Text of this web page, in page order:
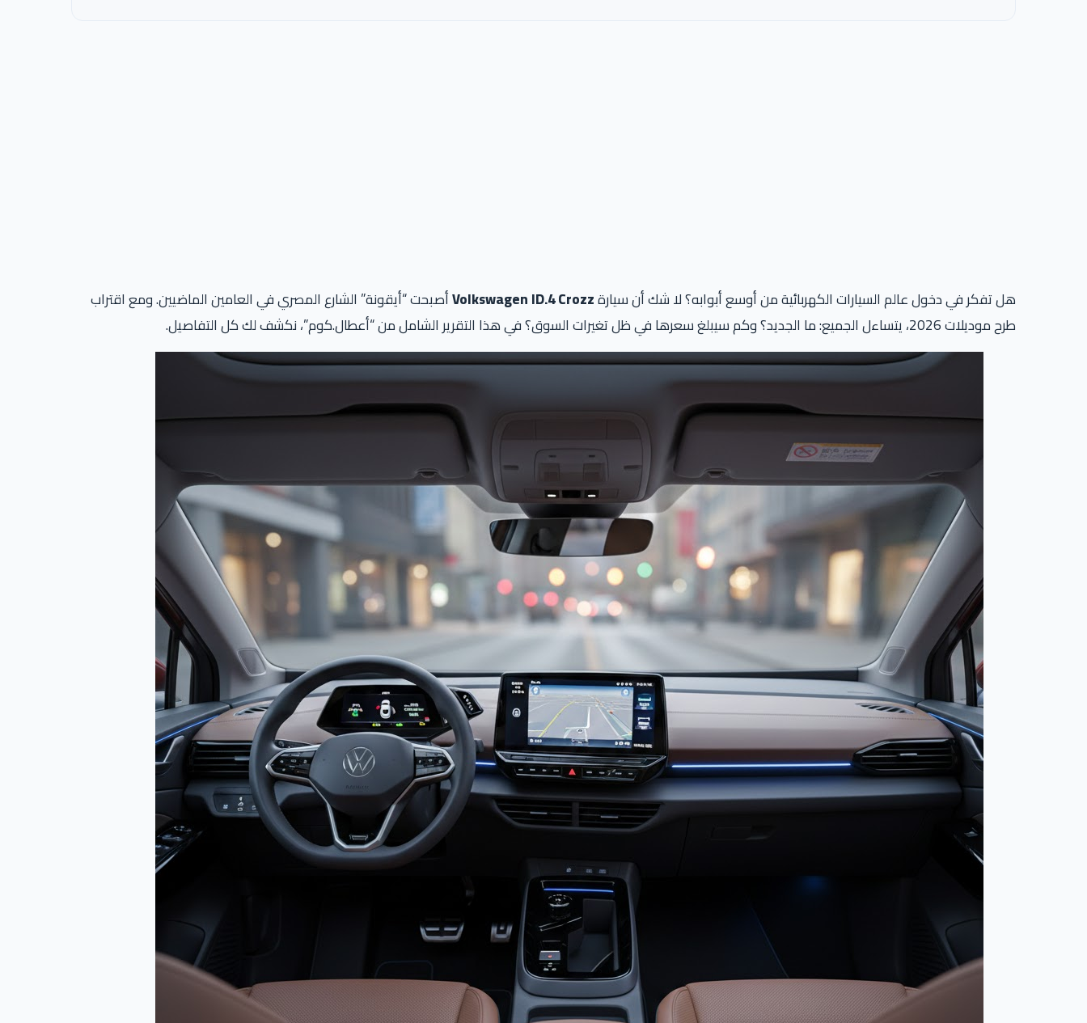
هل تفكر في دخول عالم السيارات الكهربائية من أوسع أبوابه؟ لا شك أن سيارةVolkswagen ID.4 Crozzأصبحت “أيقونة” الشارع المصري في العامين الماضيين. ومع اقتراب
طرح موديلات 2026، يتساءل الجميع: ما الجديد؟ وكم سيبلغ سعرها في ظل تغيرات السوق؟ في هذا التقرير الشامل من “أعطال.كوم”، نكشف لك كل التفاصيل.